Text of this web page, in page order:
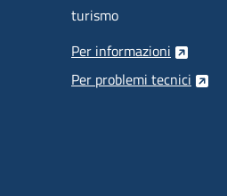
turismo
Per informazioni
Per problemi tecnici